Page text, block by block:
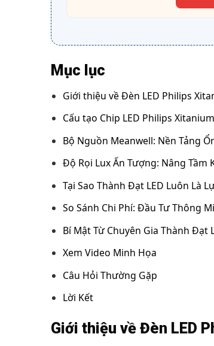
Mục lục
Giới thiệu về Đèn LED Philips
Cấu tạo Chip LED Philips
Bộ Nguồn Meanwell: Nền Tảng
Độ Rọi Lux Ấn Tượng: Nâng Tầm
Tại Sao Thành Đạt LED Luôn Là
So Sánh Chi Phí: Đầu Tư Thông
Bí Mật Từ Chuyên Gia Thành Đạt
Xem Video Minh Họa
Câu Hỏi Thường Gặp
Lời Kết
Giới thiệu về Đèn LED